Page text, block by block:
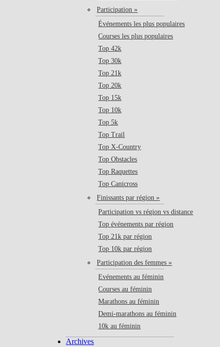
Participation »
Événements les plus populaires
Courses les plus populaires
Top 42k
Top 30k
Top 21k
Top 20k
Top 15k
Top 10k
Top 5k
Top Trail
Top X-Country
Top Obstacles
Top Raquettes
Top Canicross
Finissants par région »
Participation vs région vs distance
Top événements par région
Top 21k par région
Top 10k par région
Participation des femmes »
Evénements au féminin
Courses au féminin
Marathons au féminin
Demi-marathons au féminin
10k au féminin
Archives